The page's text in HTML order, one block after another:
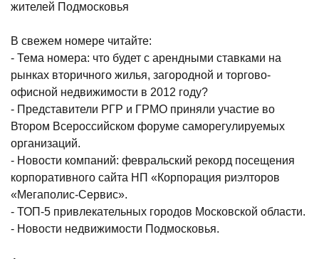
жителей Подмосковья
В свежем номере читайте:
- Тема номера: что будет с арендными ставками на
рынках вторичного жилья, загородной и торгово-
офисной недвижимости в 2012 году?
- Представители РГР и ГРМО приняли участие во
Втором Всероссийском форуме саморегулируемых
организаций.
- Новости компаний: февральский рекорд посещения
корпоративного сайта НП «Корпорация риэлторов
«Мегаполис-Сервис».
- ТОП-5 привлекательных городов Московской области.
- Новости недвижимости Подмосковья.